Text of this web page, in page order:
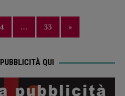
4 … 33 »
QUI